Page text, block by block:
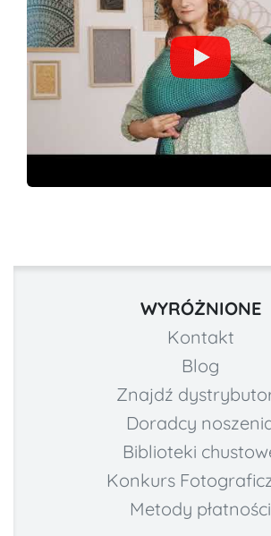
WYRÓŻNIONE
Kontakt
Blog
Znajdź
Doradcy
Biblioteki
Konkurs
Metody płatności